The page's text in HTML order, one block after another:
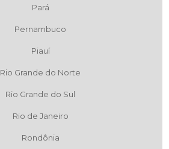
Pará
Pernambuco
Piauí
Rio Grande do Norte
Rio Grande do Sul
Rio de Janeiro
Rondônia